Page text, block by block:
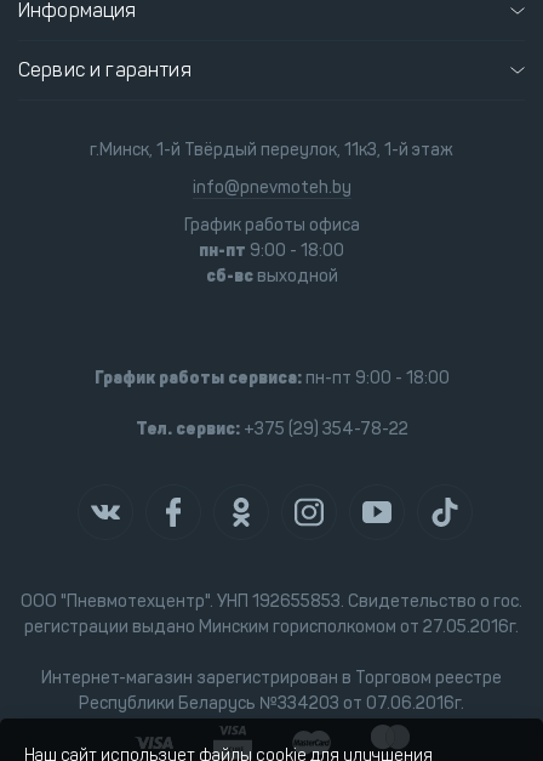
Информация
Сервис и гарантия
ООО "Пневмотехцентр". УНП 192655853. Свидетельство о гос.
регистрации выдано Минским горисполкомом от 27.05.2016г.
Интернет-магазин зарегистрирован в Торговом реестре
Республики Беларусь №334203 от 07.06.2016г.
г.Минск, 1-й Твёрдый переулок, 11к3, 1-й этаж
info@pnevmoteh.by
График работы офиса
пн-пт 9:00 - 18:00
сб-всвыходной
График работы сервиса:пн-пт 9:00 - 18:00
Тел. сервис:+375 (29) 354-78-22
Наш сайт использует файлы cookie для улучшения